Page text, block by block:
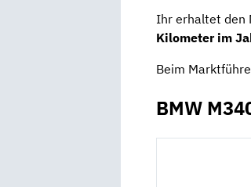
Ihr erhaltet den
Kilometer im
Beim
BMW